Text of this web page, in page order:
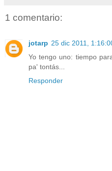
1 comentario:
jotarp 25 dic 2011,
Yo tengo uno: tiempo
pa' tontás...
Responder